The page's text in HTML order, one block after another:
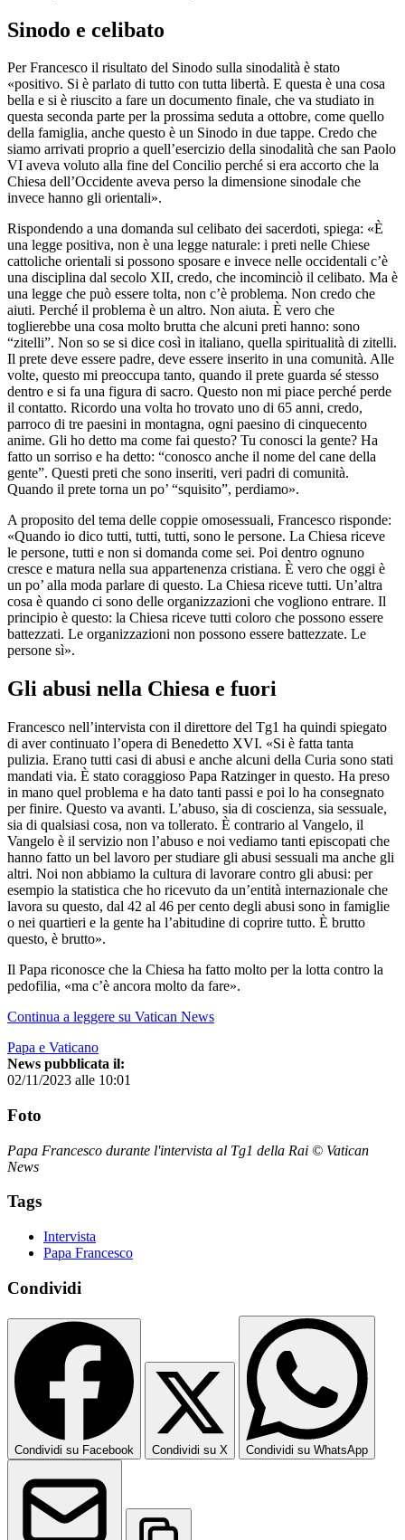
Sinodo e celibato
Per Francesco il risultato del Sinodo sulla sinodalità è stato
«positivo. Si è parlato di tutto con tutta libertà. E questa è una cosa
bella e si è riuscito a fare un documento finale, che va studiato in
questa seconda parte per la prossima seduta a ottobre, come quello
della famiglia, anche questo è un Sinodo in due tappe. Credo che
siamo arrivati proprio a quell’esercizio della sinodalità che san Paolo
VI aveva voluto alla fine del Concilio perché si era accorto che la
Chiesa dell’Occidente aveva perso la dimensione sinodale che
invece hanno gli orientali».
Rispondendo a una domanda sul celibato dei sacerdoti, spiega: «È
una legge positiva, non è una legge naturale: i preti nelle Chiese
cattoliche orientali si possono sposare e invece nelle occidentali c’è
una disciplina dal secolo XII, credo, che incominciò il celibato. Ma è
una legge che può essere tolta, non c’è problema. Non credo che
aiuti. Perché il problema è un altro. Non aiuta. È vero che
toglierebbe una cosa molto brutta che alcuni preti hanno: sono
“zitelli”. Non so se si dice così in italiano, quella spiritualità di zitelli.
Il prete deve essere padre, deve essere inserito in una comunità. Alle
volte, questo mi preoccupa tanto, quando il prete guarda sé stesso
dentro e si fa una figura di sacro. Questo non mi piace perché perde
il contatto. Ricordo una volta ho trovato uno di 65 anni, credo,
parroco di tre paesini in montagna, ogni paesino di cinquecento
anime. Gli ho detto ma come fai questo? Tu conosci la gente? Ha
fatto un sorriso e ha detto: “conosco anche il nome del cane della
gente”. Questi preti che sono inseriti, veri padri di comunità.
Quando il prete torna un po’ “squisito”, perdiamo».
A proposito del tema delle coppie omosessuali, Francesco risponde:
«Quando io dico tutti, tutti, tutti, sono le persone. La Chiesa riceve
le persone, tutti e non si domanda come sei. Poi dentro ognuno
cresce e matura nella sua appartenenza cristiana. È vero che oggi è
un po’ alla moda parlare di questo. La Chiesa riceve tutti. Un’altra
cosa è quando ci sono delle organizzazioni che vogliono entrare. Il
principio è questo: la Chiesa riceve tutti coloro che possono essere
battezzati. Le organizzazioni non possono essere battezzate. Le
persone sì».
Gli abusi nella Chiesa e fuori
Francesco nell’intervista con il direttore del Tg1 ha quindi spiegato
di aver continuato l’opera di Benedetto XVI. «Si è fatta tanta
pulizia. Erano tutti casi di abusi e anche alcuni della Curia sono stati
mandati via. È stato coraggioso Papa Ratzinger in questo. Ha preso
in mano quel problema e ha dato tanti passi e poi lo ha consegnato
per finire. Questo va avanti. L’abuso, sia di coscienza, sia sessuale,
sia di qualsiasi cosa, non va tollerato. È contrario al Vangelo, il
Vangelo è il servizio non l’abuso e noi vediamo tanti episcopati che
hanno fatto un bel lavoro per studiare gli abusi sessuali ma anche gli
altri. Noi non abbiamo la cultura di lavorare contro gli abusi: per
esempio la statistica che ho ricevuto da un’entità internazionale che
lavora su questo, dal 42 al 46 per cento degli abusi sono in famiglie
o nei quartieri e la gente ha l’abitudine di coprire tutto. È brutto
questo, è brutto».
Il Papa riconosce che la Chiesa ha fatto molto per la lotta contro la
pedofilia, «ma c’è ancora molto da fare».
Continua a leggere su Vatican News
Papa e Vaticano
News pubblicata il:
02/11/2023 alle 10:01
Foto
Papa Francesco durante l'intervista al Tg1 della Rai © Vatican
News
Tags
Intervista
Papa Francesco
Condividi
Condividi su Facebook Condividi su X Condividi su WhatsApp